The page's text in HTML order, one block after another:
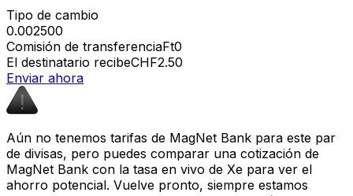
Tipo de cambio
0.002500
Comisión de transferenciaFt0
El destinatario recibeCHF2.50
Enviar ahora
Aún no tenemos tarifas de MagNet Bank para este par
de divisas, pero puedes comparar una cotización de
MagNet Bank con la tasa en vivo de Xe para ver el
ahorro potencial. Vuelve pronto, siempre estamos